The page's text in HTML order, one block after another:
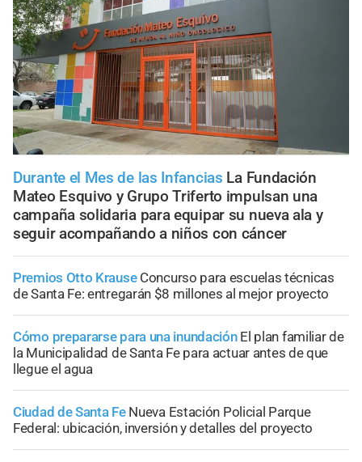
Durante el Mes de las Infancias La Fundación
Mateo Esquivo y Grupo Triferto impulsan una
campaña solidaria para equipar su nueva ala y
seguir acompañando a niños con cáncer
Premios Otto Krause Concurso para escuelas técnicas
de Santa Fe: entregarán $8 millones al mejor proyecto
Cómo prepararse para una inundación El plan familiar de
la Municipalidad de Santa Fe para actuar antes de que
llegue el agua
Ciudad de Santa Fe Nueva Estación Policial Parque
Federal: ubicación, inversión y detalles del proyecto